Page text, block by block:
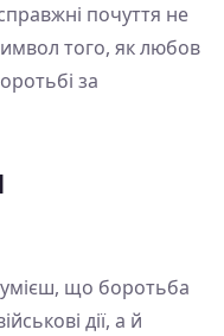
почуття не
того, як любов
за
що боротьба
дії, а й